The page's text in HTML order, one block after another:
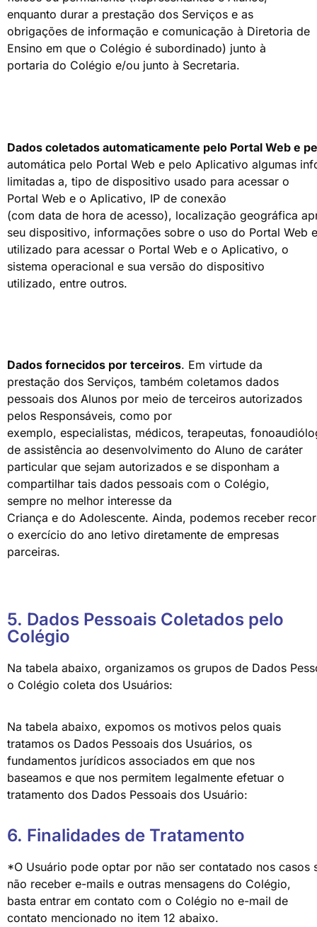
enquanto durar a prestação dos Serviços e as
obrigações de informação e comunicação à Diretoria de
Ensino em que o Colégio é subordinado) junto à
portaria do Colégio e/ou junto à Secretaria.
Dados coletados automaticamente pelo Portal Web e
automática pelo Portal Web e pelo Aplicativo algumas
limitadas a, tipo de dispositivo usado para acessar o
Portal Web e o Aplicativo, IP de conexão
(com data de hora de acesso), localização geográfica
seu dispositivo, informações sobre o uso do Portal Web
utilizado para acessar o Portal Web e o Aplicativo, o
sistema operacional e sua versão do dispositivo
utilizado, entre outros.
Dados fornecidos por terceiros. Em virtude da
prestação dos Serviços, também coletamos dados
pessoais dos Alunos por meio de terceiros autorizados
pelos Responsáveis, como por
exemplo, especialistas, médicos, terapeutas,
de assistência ao desenvolvimento do Aluno de caráter
particular que sejam autorizados e se disponham a
compartilhar tais dados pessoais com o Colégio,
sempre no melhor interesse da
Criança e do Adolescente. Ainda, podemos receber
o exercício do ano letivo diretamente de empresas
parceiras.
5. Dados Pessoais Coletados pelo
Colégio
Na tabela abaixo, organizamos os grupos de Dados
o Colégio coleta dos Usuários:
Na tabela abaixo, expomos os motivos pelos quais
tratamos os Dados Pessoais dos Usuários, os
fundamentos jurídicos associados em que nos
baseamos e que nos permitem legalmente efetuar o
tratamento dos Dados Pessoais dos Usuário:
6. Finalidades de Tratamento
*O Usuário pode optar por não ser contatado nos
não receber e-mails e outras mensagens do Colégio,
basta entrar em contato com o Colégio no e-mail de
contato mencionado no item 12 abaixo.